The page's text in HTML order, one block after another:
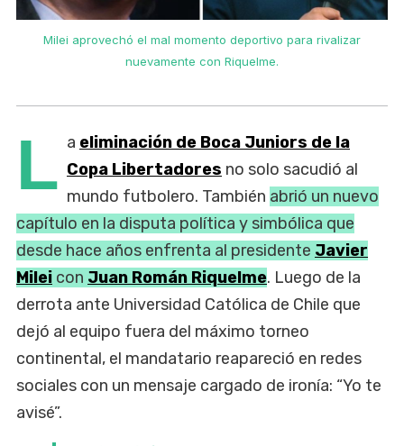
Milei aprovechó el mal momento deportivo para rivalizar
nuevamente con Riquelme.
L a eliminación de Boca Juniors de la
Copa Libertadores no solo sacudió al
mundo futbolero. También abrió un nuevo
capítulo en la disputa política y simbólica que
desde hace años enfrenta al presidente Javier
Milei con Juan Román Riquelme. Luego de la
derrota ante Universidad Católica de Chile que
dejó al equipo fuera del máximo torneo
continental, el mandatario reapareció en redes
sociales con un mensaje cargado de ironía: “Yo te
avisé”.